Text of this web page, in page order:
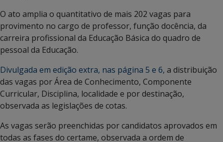
O ato amplia o quantitativo de mais 202 vagas para
provimento no cargo de professor, função docência, da
carreira profissional da Educação Básica do quadro de
pessoal da Educação.
Divulgada em edição extra, nas página 5 e 6, a distribuição
das vagas por Área de Conhecimento, Componente
Curricular, Disciplina, localidade e por destinação,
observada as legislações de cotas.
As vagas serão preenchidas por candidatos aprovados em
todas as fases do certame, observada a ordem de